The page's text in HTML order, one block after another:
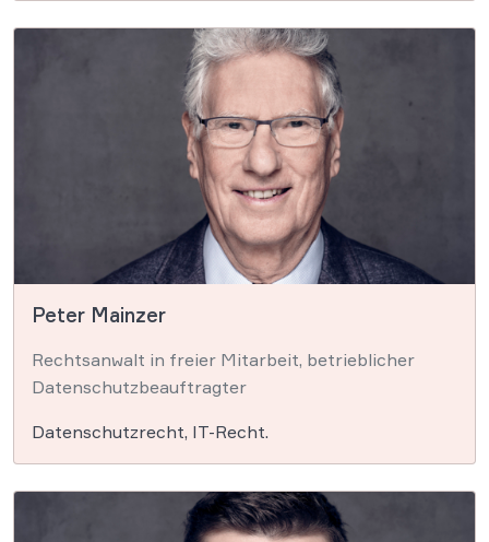
Peter Mainzer
Rechtsanwalt in freier Mitarbeit, betrieblicher
Datenschutzbeauftragter
Datenschutzrecht, IT-Recht.